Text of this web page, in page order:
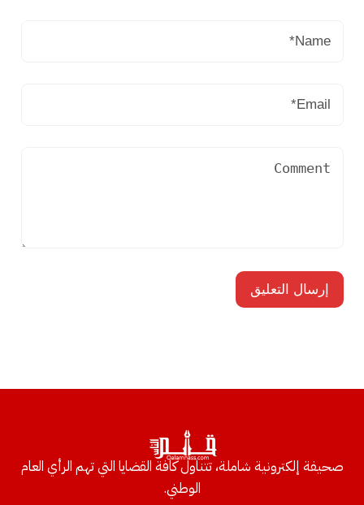
صحيفة إلكترونية شاملة، تتناول كافة القضايا التي تهم الرأي العام
الوطني.